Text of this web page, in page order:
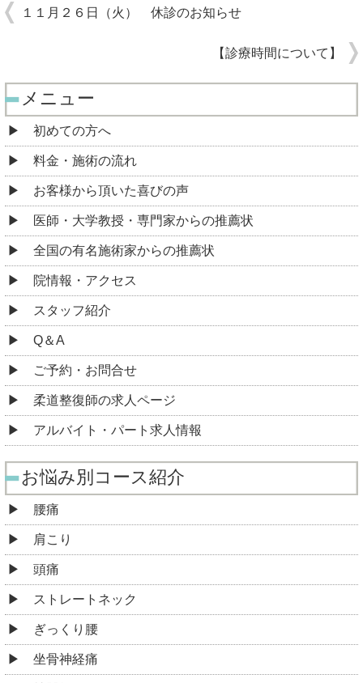
１１月２６日（火） 休診のお知らせ
【診療時間について】
メニュー
初めての方へ
料金・施術の流れ
お客様から頂いた喜びの声
医師・大学教授・専門家からの推薦状
全国の有名施術家からの推薦状
院情報・アクセス
スタッフ紹介
Q＆A
ご予約・お問合せ
柔道整復師の求人ページ
アルバイト・パート求人情報
お悩み別コース紹介
腰痛
肩こり
頭痛
ストレートネック
ぎっくり腰
坐骨神経痛